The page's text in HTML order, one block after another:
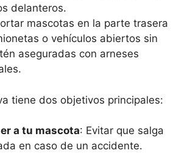
delanteros.
mascotas en la parte trasera
o vehículos abiertos sin
aseguradas con arneses
tiene dos objetivos principales:
a tu mascota: Evitar que salga
en caso de un accidente.